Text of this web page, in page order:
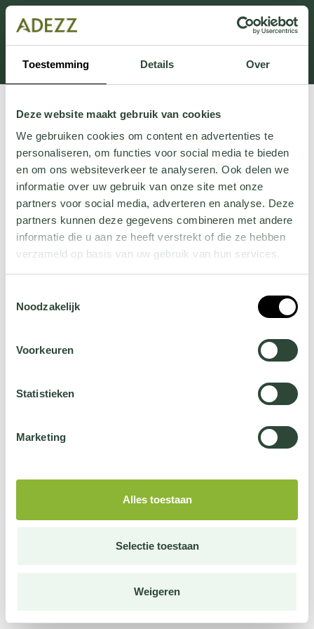
Toestemming Details Over
Deze website maakt gebruik van cookies
We gebruiken cookies om content en advertenties te
personaliseren, om functies voor social media te bieden
en om ons websiteverkeer te analyseren. Ook delen we
informatie over uw gebruik van onze site met onze
partners voor social media, adverteren en analyse. Deze
partners kunnen deze gegevens combineren met andere
informatie die u aan ze heeft verstrekt of die ze hebben
verzameld op basis van uw gebruik van hun services.
jehier.
Noodzakelijk
Voorkeuren
Statistieken
Marketing
Alles toestaan
Selectie toestaan
Weigeren
Dit onderdeel is momenteel in onderhoud.
Als je informatie mist kun je ons bellen +31 413 274
168 of mailen
Customersupport@adezz.com.